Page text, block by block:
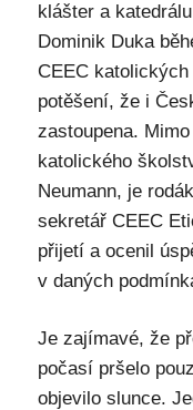
klášter a
Dominik Duka
CEEC
potěšení, že i
zastoupena.
katolického
Neumann, je
sekretář CEEC
přijetí a ocenil
v daných
Je zajímavé, že
počasí pršelo
objevilo slunce.